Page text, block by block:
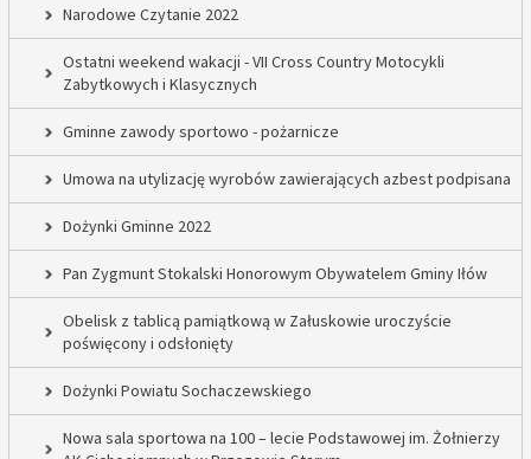
Narodowe Czytanie 2022
Ostatni weekend wakacji - VII Cross Country Motocykli
Zabytkowych i Klasycznych
Gminne zawody sportowo - pożarnicze
Umowa na utylizację wyrobów zawierających azbest podpisana
Dożynki Gminne 2022
Pan Zygmunt Stokalski Honorowym Obywatelem Gminy Iłów
Obelisk z tablicą pamiątkową w Załuskowie uroczyście
poświęcony i odsłonięty
Dożynki Powiatu Sochaczewskiego
Nowa sala sportowa na 100 – lecie Podstawowej im. Żołnierzy